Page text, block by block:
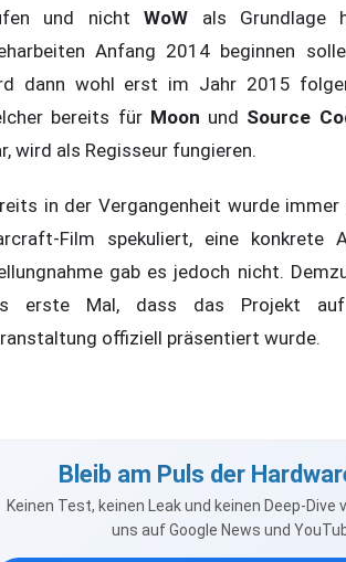
und nichtWoW als Grundlage
Anfang 2014 beginnen
dann wohl erst im Jahr 2015
bereits für Moon und Source
wird als Regisseur fungieren.
in der Vergangenheit wurde immer
Film spekuliert, eine konkrete
gab es jedoch nicht.
erste Mal, dass das Projekt auf
offiziell präsentiert wurde.
Bleib am Puls der
Keinen Test, keinen Leak und keinen Deep-Dive
uns auf Google News und